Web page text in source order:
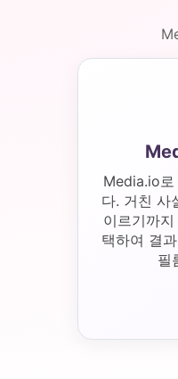
Media.io로
다. 거친 사
이르기까
택하여 결
필